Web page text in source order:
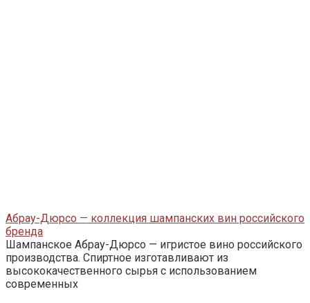
Абрау-Дюрсо — коллекция шампанских вин российского
бренда
Шампанское Абрау-Дюрсо — игристое вино российского
производства. Спиртное изготавливают из
высококачественного сырья с использованием
современных